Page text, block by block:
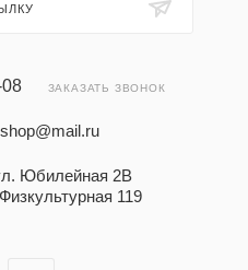
ЗАКАЗАТЬ ЗВОНОК
Юбилейная 2В
119